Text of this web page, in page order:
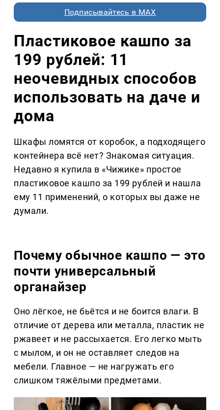
Подписывайтесь в MAX
Пластиковое кашпо за
199 рублей: 11
неочевидных способов
использовать на даче и
дома
Шкафы ломятся от коробок, а подходящего
контейнера всё нет? Знакомая ситуация.
Недавно я купила в «Чижике» простое
пластиковое кашпо за 199 рублей и нашла
ему 11 применений, о которых вы даже не
думали.
Почему обычное кашпо — это
почти универсальный
органайзер
Оно лёгкое, не бьётся и не боится влаги. В
отличие от дерева или металла, пластик не
ржавеет и не рассыхается. Его легко мыть
с мылом, и он не оставляет следов на
мебели. Главное — не нагружать его
слишком тяжёлыми предметами.